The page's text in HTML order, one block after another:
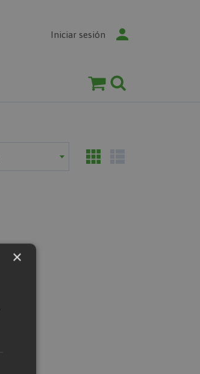
Iniciar sesión
×